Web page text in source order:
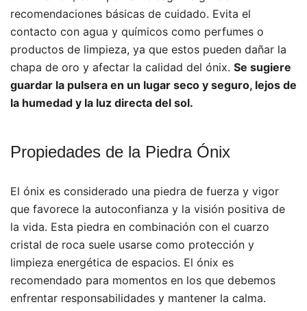
recomendaciones básicas de cuidado. Evita el
contacto con agua y químicos como perfumes o
productos de limpieza, ya que estos pueden dañar la
chapa de oro y afectar la calidad del ónix. Se sugiere
guardar la pulsera en un lugar seco y seguro, lejos de
la humedad y la luz directa del sol.
Propiedades de la Piedra Ónix
El ónix es considerado una piedra de fuerza y vigor
que favorece la autoconfianza y la visión positiva de
la vida. Esta piedra en combinación con el cuarzo
cristal de roca suele usarse como protección y
limpieza energética de espacios. El ónix es
recomendado para momentos en los que debemos
enfrentar responsabilidades y mantener la calma.